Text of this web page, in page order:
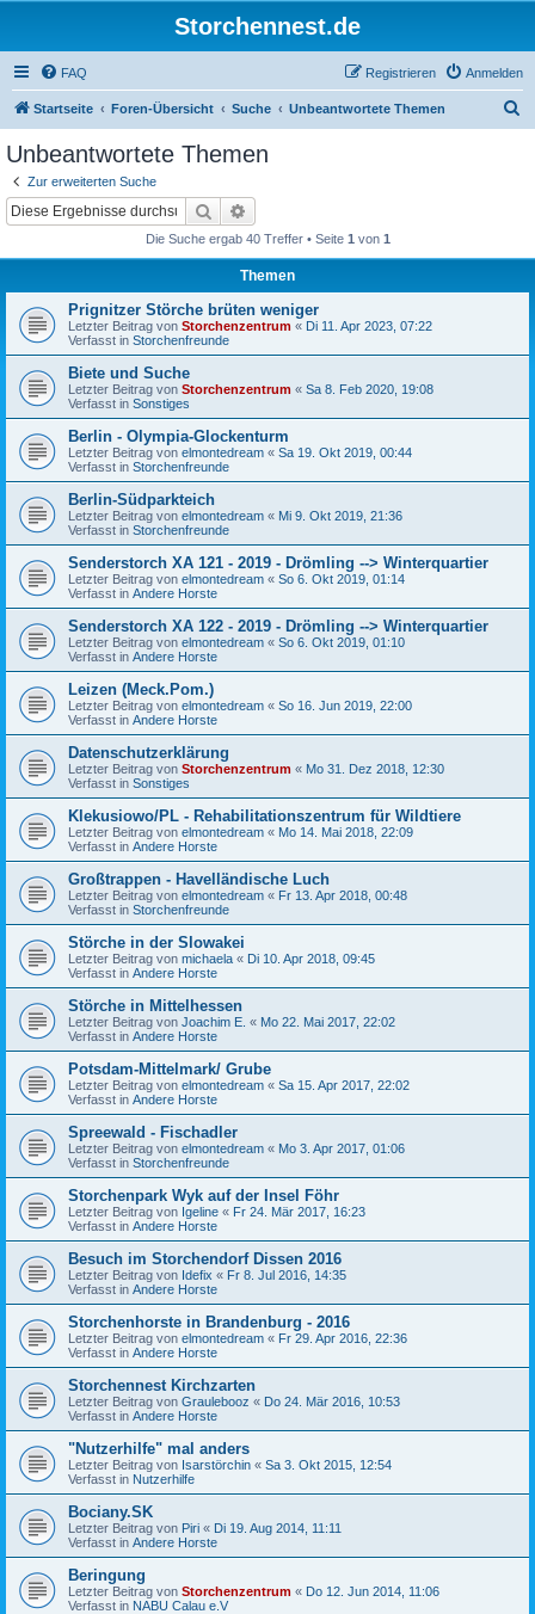
Storchennest.de
FAQ Anmelden
Registrieren
Startseite Foren-Übersicht Suche Unbeantwortete Themen
Unbeantwortete Themen
Zur erweiterten Suche
Suche
Die Suche ergab 40 Treffer • Seite 1 von 1
Themen
Prignitzer Störche brüten weniger
Letzter Beitrag von Storchenzentrum « Di 11. Apr 2023, 07:22
Verfasst in Storchenfreunde
Biete und Suche
Letzter Beitrag von Storchenzentrum « Sa 8. Feb 2020, 19:08
Verfasst in Sonstiges
Berlin - Olympia-Glockenturm
Letzter Beitrag von elmontedream « Sa 19. Okt 2019, 00:44
Verfasst in Storchenfreunde
Berlin-Südparkteich
Letzter Beitrag von elmontedream « Mi 9. Okt 2019, 21:36
Verfasst in Storchenfreunde
Senderstorch XA 121 - 2019 - Drömling --> Winterquartier
Letzter Beitrag von elmontedream « So 6. Okt 2019, 01:14
Verfasst in Andere Horste
Senderstorch XA 122 - 2019 - Drömling --> Winterquartier
Letzter Beitrag von elmontedream « So 6. Okt 2019, 01:10
Verfasst in Andere Horste
Leizen (Meck.Pom.)
Letzter Beitrag von elmontedream « So 16. Jun 2019, 22:00
Verfasst in Andere Horste
Datenschutzerklärung
Letzter Beitrag von Storchenzentrum « Mo 31. Dez 2018, 12:30
Verfasst in Sonstiges
Klekusiowo/PL - Rehabilitationszentrum für Wildtiere
Letzter Beitrag von elmontedream « Mo 14. Mai 2018, 22:09
Verfasst in Andere Horste
Großtrappen - Havelländische Luch
Letzter Beitrag von elmontedream « Fr 13. Apr 2018, 00:48
Verfasst in Storchenfreunde
Störche in der Slowakei
Letzter Beitrag von michaela « Di 10. Apr 2018, 09:45
Verfasst in Andere Horste
Störche in Mittelhessen
Letzter Beitrag von Joachim E. « Mo 22. Mai 2017, 22:02
Verfasst in Andere Horste
Potsdam-Mittelmark/ Grube
Letzter Beitrag von elmontedream « Sa 15. Apr 2017, 22:02
Verfasst in Andere Horste
Spreewald - Fischadler
Letzter Beitrag von elmontedream « Mo 3. Apr 2017, 01:06
Verfasst in Storchenfreunde
Storchenpark Wyk auf der Insel Föhr
Letzter Beitrag von Igeline « Fr 24. Mär 2017, 16:23
Verfasst in Andere Horste
Besuch im Storchendorf Dissen 2016
Letzter Beitrag von Idefix « Fr 8. Jul 2016, 14:35
Verfasst in Andere Horste
Storchenhorste in Brandenburg - 2016
Letzter Beitrag von elmontedream « Fr 29. Apr 2016, 22:36
Verfasst in Andere Horste
Storchennest Kirchzarten
Letzter Beitrag von Graulebooz « Do 24. Mär 2016, 10:53
Verfasst in Andere Horste
"Nutzerhilfe" mal anders
Letzter Beitrag von Isarstörchin « Sa 3. Okt 2015, 12:54
Verfasst in Nutzerhilfe
Bociany.SK
Letzter Beitrag von Piri « Di 19. Aug 2014, 11:11
Verfasst in Andere Horste
Beringung
Letzter Beitrag von Storchenzentrum « Do 12. Jun 2014, 11:06
Verfasst in NABU Calau e.V